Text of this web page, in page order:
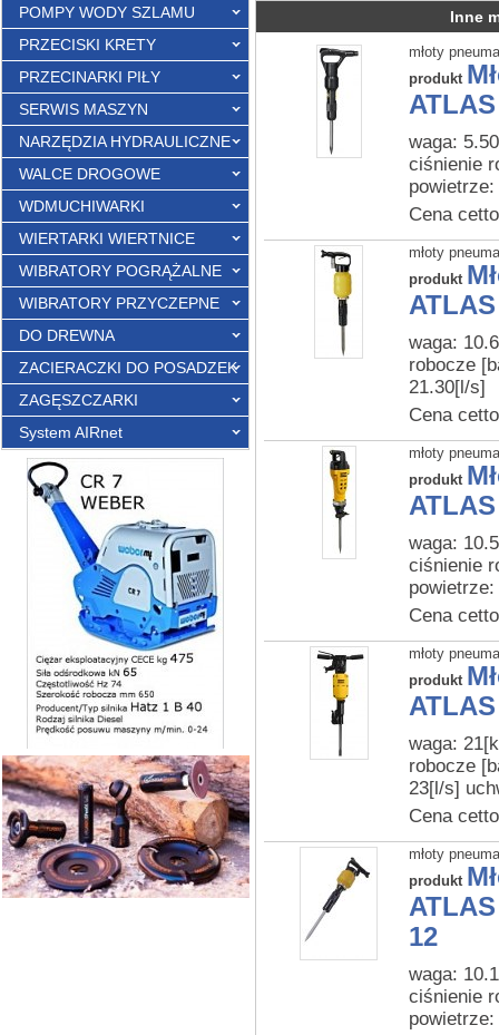
POMPY WODY SZLAMU
PRZECISKI KRETY
PRZECINARKI PIŁY
SERWIS MASZYN
NARZĘDZIA HYDRAULICZNE
WALCE DROGOWE
WDMUCHIWARKI
WIERTARKI WIERTNICE
WIBRATORY POGRĄŻALNE
WIBRATORY PRZYCZEPNE
DO DREWNA
ZACIERACZKI DO POSADZEK
ZAGĘSZCZARKI
System AIRnet
Inne
młoty
produkt
waga:
ciśnienie
Cena
młoty
produkt
waga:
robocze
21.30[l/s]
Cena
młoty
produkt
waga:
ciśnienie
Cena
młoty
produkt
waga:
robocze
23[l/s]
Cena
młoty
produkt
12
waga:
ciśnienie